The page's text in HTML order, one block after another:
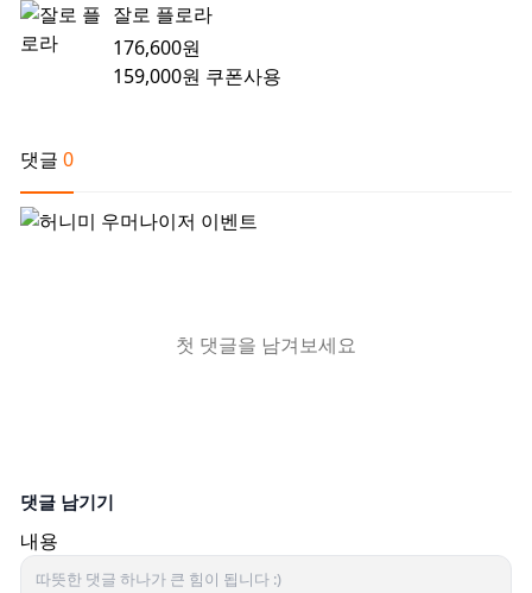
잘로 플로라
176,600원
159,000원 쿠폰사용
댓글 0
첫 댓글을 남겨보세요
댓글 남기기
내용